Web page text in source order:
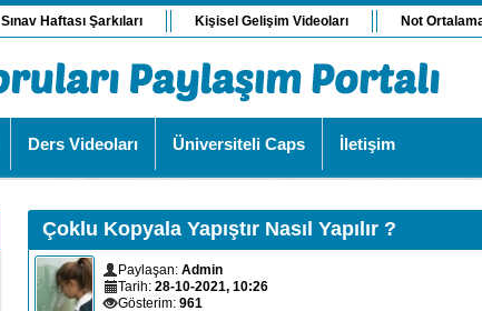
Sınav Haftası Şarkıları Kişisel Gelişim Videoları Not
Ders Videoları Üniversiteli Caps İletişim
Çoklu Kopyala Yapıştır Nasıl Yapılır ?
Paylaşan: Admin
Tarih: 28-10-2021, 10:26
Gösterim: 961